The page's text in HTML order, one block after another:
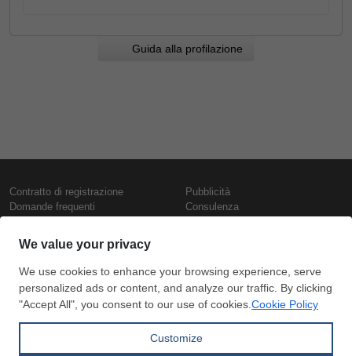
Guida alla profilazione
Contratto di registrazione
Domande frequenti
Presentazione
Contattaci
Termini di utilizzo
Politica di riservatezza
Pubblicità
Consulenza
Prezzi e indici
Prezzi giornalieri rottame
Marketplace Inc.
Tutti i diritti riservati